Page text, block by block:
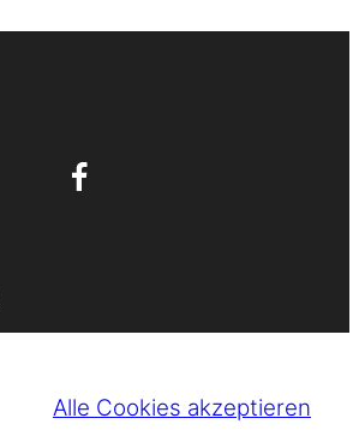
Alle Cookies akzeptieren